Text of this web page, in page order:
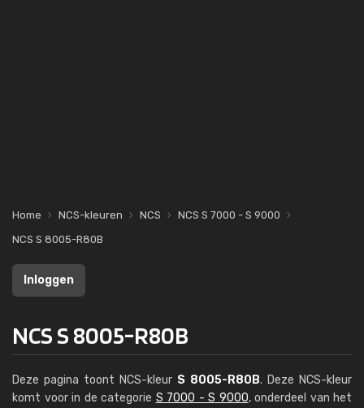
Home NCS-kleuren NCS
NCS S 7000 - S 9000
NCS S 8005-R80B
Inloggen
NCS S 8005-R80B
Deze pagina toont NCS-kleur S 8005-R80B. Deze NCS-kleur
komt voor in de categorie S 7000 - S 9000, onderdeel van het